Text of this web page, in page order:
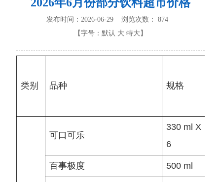
发布时间：2026-06-29 浏览次数： 874
【字号： 默认 大 特大 】
类别 品种 规格
可口可乐
330 ml X
6
百事极度 500 ml